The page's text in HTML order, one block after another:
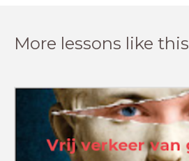
More lessons like this